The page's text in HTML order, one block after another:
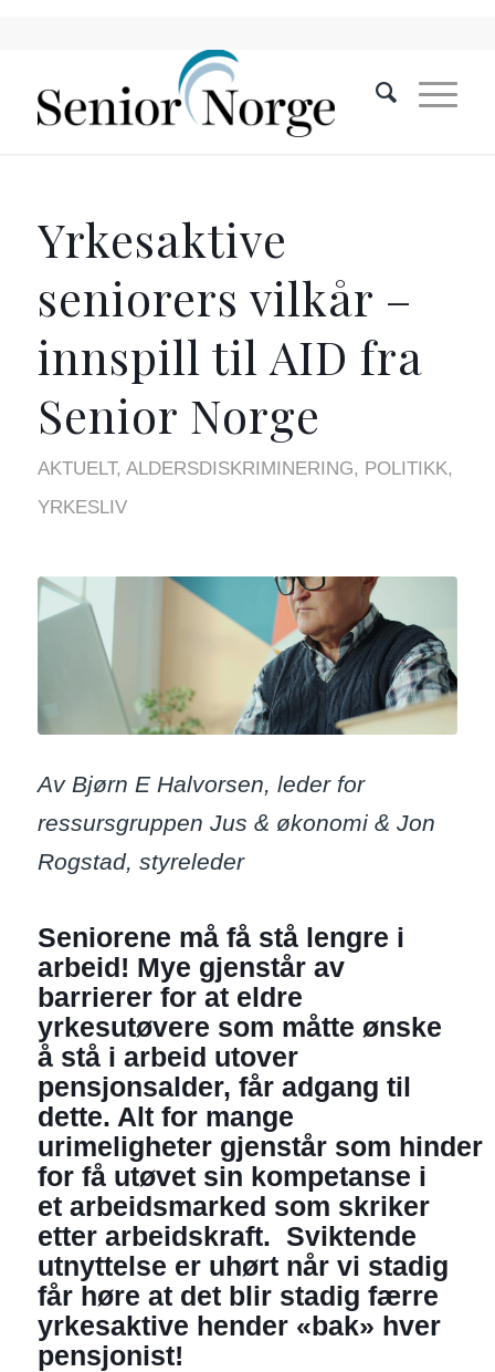
Yrkesaktive
seniorers vilkår –
innspill til AID fra
Senior Norge
AKTUELT, ALDERSDISKRIMINERING, POLITIKK,
YRKESLIV
Av Bjørn E Halvorsen, leder for
ressursgruppen Jus & økonomi & Jon
Rogstad, styreleder
Seniorene må få stå lengre i
arbeid! Mye gjenstår av
barrierer for at eldre
yrkesutøvere som måtte ønske
å stå i arbeid utover
pensjonsalder, får adgang til
dette. Alt for mange
urimeligheter gjenstår som hinder
for få utøvet sin kompetanse i
et arbeidsmarked som skriker
etter arbeidskraft. Sviktende
utnyttelse er uhørt når vi stadig
får høre at det blir stadig færre
yrkesaktive hender «bak» hver
pensjonist!